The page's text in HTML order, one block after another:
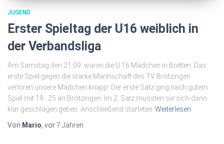
JUGEND
Erster Spieltag der U16 weiblich in
der Verbandsliga
Am Samstag den 21.09. waren die U 16 Mädchen in Bretten. Das
erste Spiel gegen die starke Mannschaft des TV Brötzingen
verloren unsere Mädchen knapp. Der erste Satz ging nach gutem
Spiel mit 19 : 25 an Brötzingen. Im 2. Satz mussten sie sich dann
klar geschlagen geben. Anschließend starteten Weiterlesen
Von Mario , vor7 Jahren